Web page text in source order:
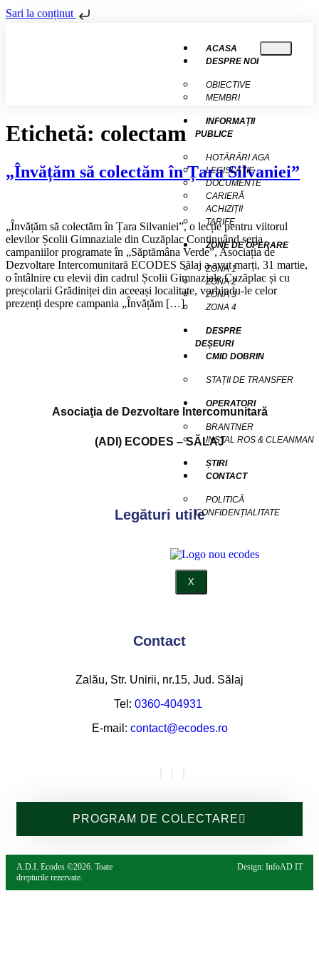
Sari la conținut
ACASA
DESPRE NOI
OBIECTIVE
MEMBRI
INFORMAȚII
PUBLICE
HOTĂRÂRI AGA
LEGISLAȚIE
DOCUMENTE
CARIERĂ
ACHIZIȚII
TARIFE
ZONE DE OPERARE
ZONA 1
ZONA 2
ZONA 3
ZONA 4
DESPRE
DEȘEURI
CMID DOBRIN
STAȚII DE TRANSFER
OPERATORI
BRANTNER
INSTAL ROS & CLEANMAN
ȘTIRI
CONTACT
POLITICĂ
CONFIDENȚIALITATE
X
Etichetă: colectam
„Învățăm să colectăm în Țara Silvaniei”
„Învățăm să colectăm în Țara Silvaniei”, o lecție pentru viitorul
elevilor Școlii Gimnaziale din Cuzăplac Continuând seria
campaniilor programate în „Săptămâna Verde”, Asociația de
Dezvoltare Intercomunitară ECODES Sălaj a avut marți, 31 martie,
o întâlnire cu elevii din cadrul Școlii Gimnaziale Cuzăplac și cu
preșcolarii Grădiniței din aceeași localitate, vorbindu-le celor
prezenți despre campania „Învățăm […]
Asociaţia de Dezvoltare Intercomunitară
(ADI) ECODES – SĂLAJ
Legături utile
Contact
Zalău, Str. Unirii, nr.15, Jud. Sălaj
Tel: 0360-404931
E-mail: contact@ecodes.ro
PROGRAM DE COLECTARE
A.D.I. Ecodes ©2026. Toate
drepturile rezervate.
Design: InfoAD IT